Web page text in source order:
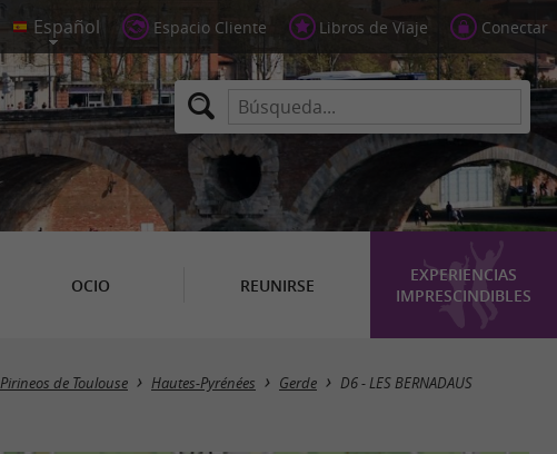
Espacio Cliente Libros de Viaje Conectar
OCIO REUNIRSE
EXPERIENCIAS
IMPRESCINDIBLES
de Toulouse Hautes-Pyrénées Gerde D6 - LES BERNADAUS